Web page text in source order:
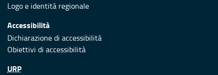
Logo e identità regionale
Accessibilità
Dichiarazione di accessibilità
Obiettivi di accessibilità
URP